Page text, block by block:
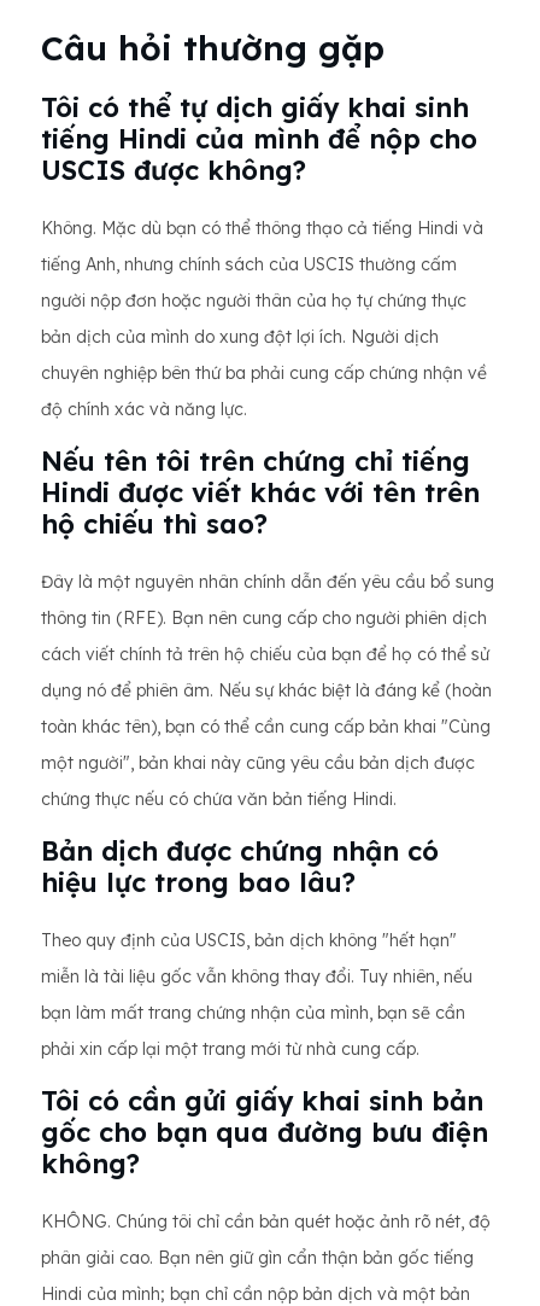
Câu hỏi thường gặp
Tôi có thể tự dịch giấy khai sinh
tiếng Hindi của mình để nộp cho
USCIS được không?
Không. Mặc dù bạn có thể thông thạo cả tiếng Hindi và
tiếng Anh, nhưng chính sách của USCIS thường cấm
người nộp đơn hoặc người thân của họ tự chứng thực
bản dịch của mình do xung đột lợi ích. Người dịch
chuyên nghiệp bên thứ ba phải cung cấp chứng nhận về
độ chính xác và năng lực.
Nếu tên tôi trên chứng chỉ tiếng
Hindi được viết khác với tên trên
hộ chiếu thì sao?
Đây là một nguyên nhân chính dẫn đến yêu cầu bổ sung
thông tin (RFE). Bạn nên cung cấp cho người phiên dịch
cách viết chính tả trên hộ chiếu của bạn để họ có thể sử
dụng nó để phiên âm. Nếu sự khác biệt là đáng kể (hoàn
toàn khác tên), bạn có thể cần cung cấp bản khai "Cùng
một người", bản khai này cũng yêu cầu bản dịch được
chứng thực nếu có chứa văn bản tiếng Hindi.
Bản dịch được chứng nhận có
hiệu lực trong bao lâu?
Theo quy định của USCIS, bản dịch không "hết hạn"
miễn là tài liệu gốc vẫn không thay đổi. Tuy nhiên, nếu
bạn làm mất trang chứng nhận của mình, bạn sẽ cần
phải xin cấp lại một trang mới từ nhà cung cấp.
Tôi có cần gửi giấy khai sinh bản
gốc cho bạn qua đường bưu điện
không?
KHÔNG. Chúng tôi chỉ cần bản quét hoặc ảnh rõ nét, độ
phân giải cao. Bạn nên giữ gìn cẩn thận bản gốc tiếng
Hindi của mình; bạn chỉ cần nộp bản dịch và một bản